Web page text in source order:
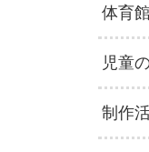
体育
児童
制作